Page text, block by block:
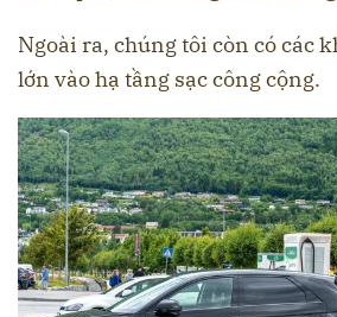
Ngoài ra, chúng tôi còn có các
lớn vào hạ tầng sạc công cộng.